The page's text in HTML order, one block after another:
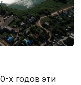
х годов эти